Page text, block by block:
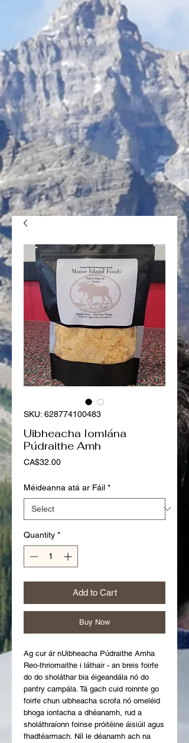
SKU: 628774100483
Uibheacha Iomlána
Púdraithe Amh
CA$32.00Price
Méideanna atá ar Fáil *
Quantity *
Add to Cart
Buy Now
Ag cur ár nUibheacha Púdraithe Amha
Reo-thriomaithe i láthair - an breis foirfe
do do sholáthar bia éigeandála nó do
pantry campála. Tá gach cuid roinnte go
foirfe chun uibheacha scrofa nó omeléid
bhoga iontacha a dhéanamh, rud a
sholáthraíonn foinse próitéine áisiúil agus
fhadtéarmach. Níl le déanamh ach na